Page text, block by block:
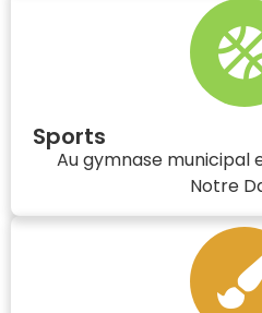
Sports
Au gymnase municipal
Notre